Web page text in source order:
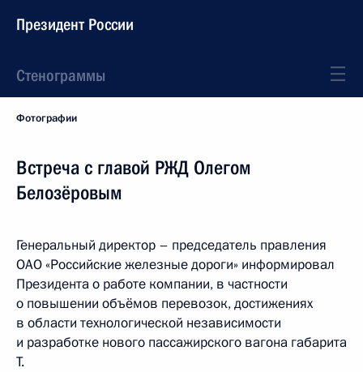
Президент России
Стенограммы
Фотографии
Встреча с главой РЖД Олегом
Белозёровым
Генеральный директор – председатель правления
ОАО «Российские железные дороги» информировал
Президента о работе компании, в частности
о повышении объёмов перевозок, достижениях
в области технологической независимости
и разработке нового пассажирского вагона габарита
Т.